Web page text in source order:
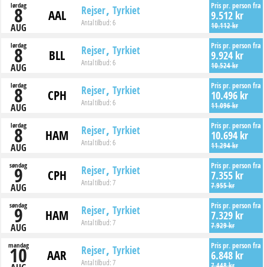
lørdag
8
AUG
AAL Rejser Tyrkiet
Antal tilbud:6
Pris pr. person fra
9.512 kr
10.112 kr
lørdag
8
AUG
BLL Rejser Tyrkiet
Antal tilbud:6
Pris pr. person fra
9.924 kr
10.524 kr
lørdag
8
AUG
CPH Rejser Tyrkiet
Antal tilbud:6
Pris pr. person fra
10.496 kr
11.096 kr
lørdag
8
AUG
HAM Rejser Tyrkiet
Antal tilbud:6
Pris pr. person fra
10.694 kr
11.294 kr
søndag
9
AUG
CPH Rejser Tyrkiet
Antal tilbud:7
Pris pr. person fra
7.355 kr
7.955 kr
søndag
9
AUG
HAM Rejser Tyrkiet
Antal tilbud:7
Pris pr. person fra
7.329 kr
7.929 kr
mandag
10 AAR Rejser Tyrkiet
Antal tilbud:7
Pris pr. person fra
6.848 kr